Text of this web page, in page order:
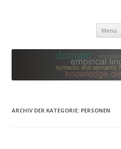
Menü
ARCHIV DER KATEGORIE: PERSONEN